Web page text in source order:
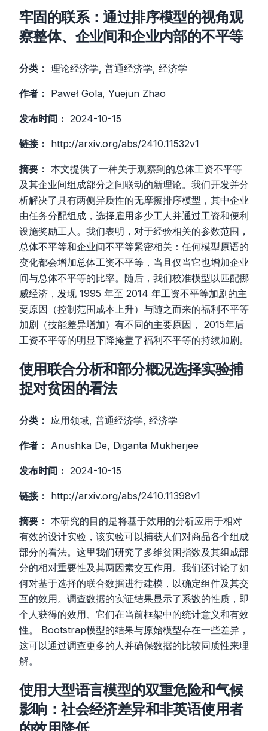
牢固的联系：通过排序模型的视角观
察整体、企业间和企业内部的不平等
分类： 理论经济学, 普通经济学, 经济学
作者： Paweł Gola, Yuejun Zhao
发布时间： 2024-10-15
链接： http://arxiv.org/abs/2410.11532v1
摘要： 本文提供了一种关于观察到的总体工资不平等
及其企业间组成部分之间联动的新理论。我们开发并分
析解决了具有两侧异质性的无摩擦排序模型，其中企业
由任务分配组成，选择雇用多少工人并通过工资和便利
设施奖励工人。我们表明，对于经验相关的参数范围，
总体不平等和企业间不平等紧密相关：任何模型原语的
变化都会增加总体工资不平等，当且仅当它也增加企业
间与总体不平等的比率。随后，我们校准模型以匹配挪
威经济，发现 1995 年至 2014 年工资不平等加剧的主
要原因（控制范围成本上升）与随之而来的福利不平等
加剧（技能差异增加）有不同的主要原因， 2015年后
工资不平等的明显下降掩盖了福利不平等的持续加剧。
使用联合分析和部分概况选择实验捕
捉对贫困的看法
分类： 应用领域, 普通经济学, 经济学
作者： Anushka De, Diganta Mukherjee
发布时间： 2024-10-15
链接： http://arxiv.org/abs/2410.11398v1
摘要： 本研究的目的是将基于效用的分析应用于相对
有效的设计实验，该实验可以捕获人们对商品各个组成
部分的看法。这里我们研究了多维贫困指数及其组成部
分的相对重要性及其两因素交互作用。我们还讨论了如
何对基于选择的联合数据进行建模，以确定组件及其交
互的效用。调查数据的实证结果显示了系数的性质，即
个人获得的效用、它们在当前框架中的统计意义和有效
性。 Bootstrap模型的结果与原始模型存在一些差异，
这可以通过调查更多的人并确保数据的比较同质性来理
解。
使用大型语言模型的双重危险和气候
影响：社会经济差异和非英语使用者